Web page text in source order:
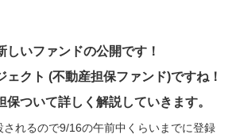
しいファンドの公開です！
ェクト (不動産担保ファンド)ですね！
保ついて詳しく解説していきます。
されるので9/16の午前中くらいまでに登録